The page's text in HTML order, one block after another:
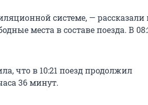
системе, — рассказали
места в составе поезда. В
что в 10:21 поезд продолжил
36 минут.